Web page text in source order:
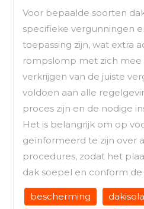
Voor bepaalde soorten
specifieke vergunningen
toepassing zijn, wat extra
rompslomp met zich
verkrijgen van de juiste
voldoen aan alle
proces zijn en de nodige
Het is belangrijk om op
geïnformeerd te zijn over
procedures, zodat het
dak soepel en conform
bescherming